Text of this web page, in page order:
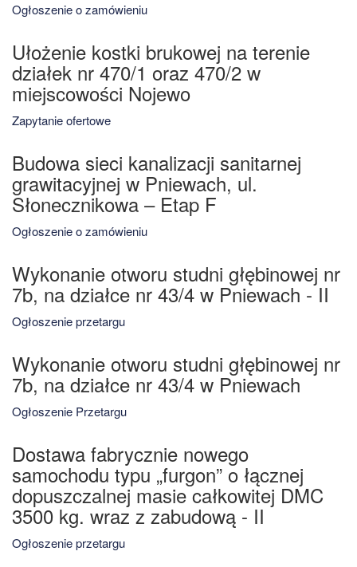
Ogłoszenie o zamówieniu
Ułożenie kostki brukowej na terenie
działek nr 470/1 oraz 470/2 w
miejscowości Nojewo
Zapytanie ofertowe
Budowa sieci kanalizacji sanitarnej
grawitacyjnej w Pniewach, ul.
Słonecznikowa – Etap F
Ogłoszenie o zamówieniu
Wykonanie otworu studni głębinowej nr
7b, na działce nr 43/4 w Pniewach - II
Ogłoszenie przetargu
Wykonanie otworu studni głębinowej nr
7b, na działce nr 43/4 w Pniewach
Ogłoszenie Przetargu
Dostawa fabrycznie nowego
samochodu typu „furgon” o łącznej
dopuszczalnej masie całkowitej DMC
3500 kg. wraz z zabudową - II
Ogłoszenie przetargu